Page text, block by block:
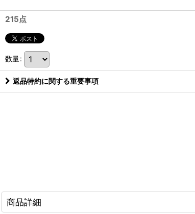
215点
数量:
返品特約に関する重要事項
商品詳細